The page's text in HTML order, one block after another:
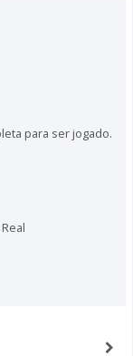
para ser jogado.